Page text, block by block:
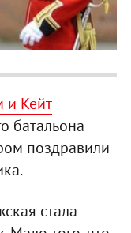
и Кейт
батальона
поздравили
стала